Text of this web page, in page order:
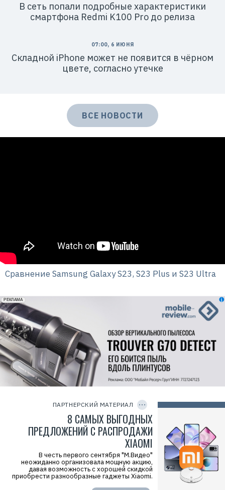
ПАРТНЕРСКИЙ МАТЕРИАЛ
Р
е
к
л
а
E
r
i
d
=
Y
I
D
8 САМЫХ ВЫГОДНЫХ
ПРЕДЛОЖЕНИЙ С РАСПРОДАЖИ
XIAOMI
В честь первого сентября "М.Видео"
неожиданно организовала мощную акцию,
давая возможность с хорошей скидкой
приобрести разнообразные гаджеты Xiaomi.
В сеть попали подробные характеристики
смартфона Redmi K100 Pro до релиза
07:00, 6 ИЮНЯ
Складной iPhone может не появится в чёрном
цвете, согласно утечке
ВСЕ НОВОСТИ
Сравнение Samsung Galaxy S23, S23 Plus и S23 Ultra
erid: 2VfnxxmNzs5
РЕКЛАМА